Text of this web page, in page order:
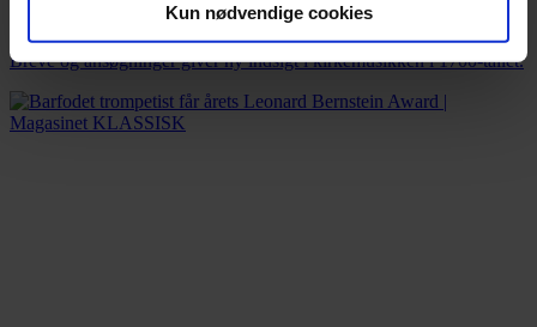
Kun nødvendige cookies
Nye Bach-fund kaster lys over Leipzig
Breve og ansøgninger giver ny indsigt i kirkemusikken i 1700-tallet.